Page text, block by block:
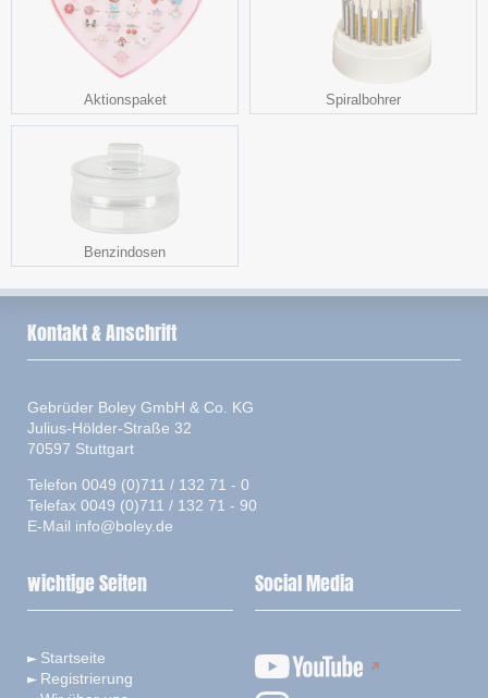
Aktionspaket Spiralbohrer
Benzindosen
Kontakt & Anschrift
Gebrüder Boley GmbH & Co. KG
Julius-Hölder-Straße 32
70597 Stuttgart
Telefon 0049 (0)711 / 132 71 - 0
Telefax 0049 (0)711 / 132 71 - 90
E-Mail info@boley.de
wichtige Seiten
Startseite
Registrierung
Social Media